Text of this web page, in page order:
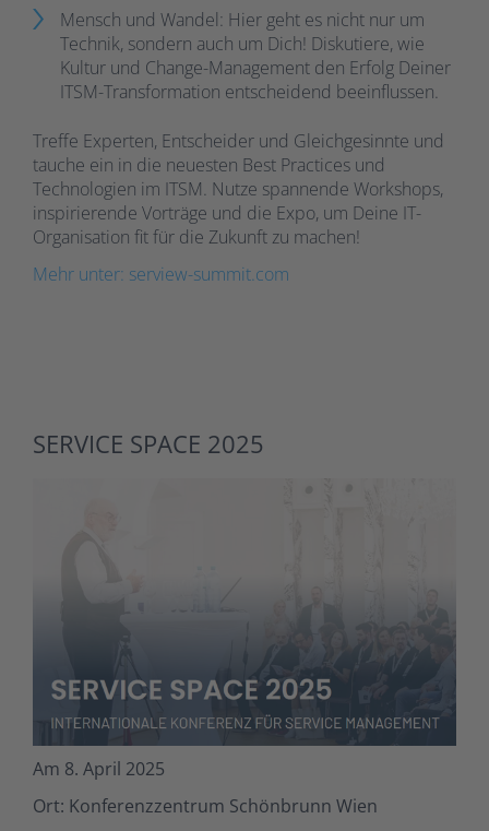
Mensch und Wandel: Hier geht es nicht nur um
Technik, sondern auch um Dich! Diskutiere, wie
Kultur und Change-Management den Erfolg Deiner
ITSM-Transformation entscheidend beeinflussen.
Treffe Experten, Entscheider und Gleichgesinnte und
tauche ein in die neuesten Best Practices und
Technologien im ITSM. Nutze spannende Workshops,
inspirierende Vorträge und die Expo, um Deine IT-
Organisation fit für die Zukunft zu machen!
Mehr unter: serview-summit.com
SERVICE SPACE 2025
Am 8. April 2025
Ort: Konferenzzentrum Schönbrunn Wien